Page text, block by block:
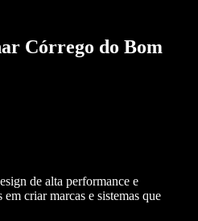
Córrego do Bom
de alta performance e
criar marcas e sistemas que